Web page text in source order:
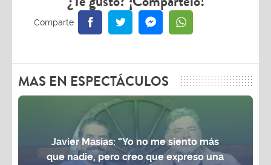
MAS EN ESPECTÁCULOS
Javier Masías: “Yo no me siento más
que nadie, pero creo que expreso una